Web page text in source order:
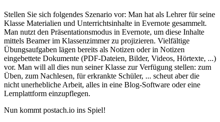
Stellen Sie sich folgendes Szenario vor: Man hat als Lehrer für seine
Klasse Materialien und Unterrichtsinhalte in Evernote gesammelt.
Man nutzt den Präsentationsmodus in Evernote, um diese Inhalte
mittels Beamer im Klassenzimmer zu projizieren. Vielfältige
Übungsaufgaben lägen bereits als Notizen oder in Notizen
eingebettete Dokumente (PDF-Dateien, Bilder, Videos, Hörtexte, ...)
vor. Man will all dies nun seiner Klasse zur Verfügung stellen: zum
Üben, zum Nachlesen, für erkrankte Schüler, ... scheut aber die
nicht unerhebliche Arbeit, alles in eine Blog-Software oder eine
Lernplattform einzupflegen.
Nun kommt postach.io ins Spiel!